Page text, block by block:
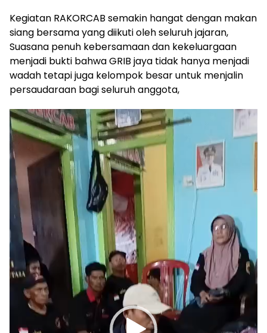
Kegiatan RAKORCAB semakin hangat dengan makan
siang bersama yang diikuti oleh seluruh jajaran,
Suasana penuh kebersamaan dan kekeluargaan
menjadi bukti bahwa GRIB jaya tidak hanya menjadi
wadah tetapi juga kelompok besar untuk menjalin
persaudaraan bagi seluruh anggota,
Pemutar
Video